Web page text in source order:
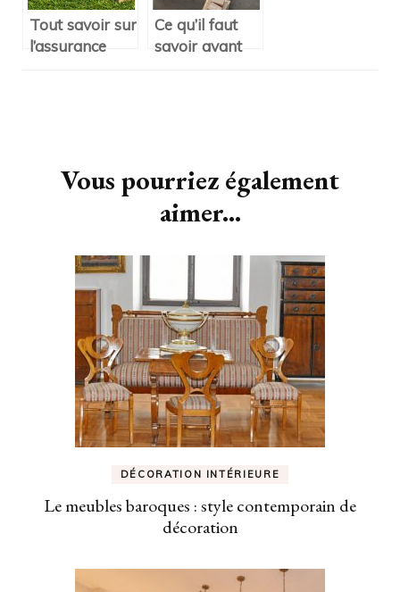
Tout savoir sur
l’assurance
Ce qu’il faut
savoir avant
Vous pourriez également
aimer...
DÉCORATION INTÉRIEURE
Le meubles baroques : style contemporain de
décoration